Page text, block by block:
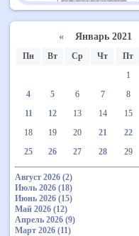
« Январь 2021
Пн Вт Ср Чт Пт
1
4
5 6 7 8
11
12 13 14 15
18
19 20 21 22
25
26 27 28 29
Август 2026 (2)
Июль 2026 (18)
Июнь 2026 (15)
Май 2026 (12)
Апрель 2026 (9)
Март 2026 (11)